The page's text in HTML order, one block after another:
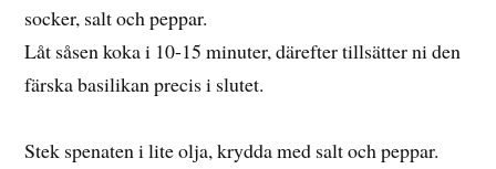
socker, salt och peppar.
Låt såsen koka i 10-15 minuter, därefter tillsätter ni den
färska basilikan precis i slutet.
Stek spenaten i lite olja, krydda med salt och peppar.